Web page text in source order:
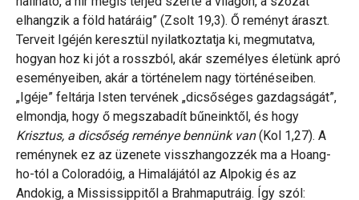
elhangzik a föld határáig” (Zsolt 19,3). Ő reményt áraszt.
Terveit Igéjén keresztül nyilatkoztatja ki, megmutatva,
hogyan hoz ki jót a rosszból, akár személyes életünk apró
eseményeiben, akár a történelem nagy történéseiben.
„Igéje” feltárja Isten tervének „dicsőséges gazdagságát”,
elmondja, hogy ő megszabadít bűneinktől, és hogy
Krisztus, a dicsőség reménye bennünk van(Kol 1,27). A
reménynek ez az üzenete visszhangozzék ma a Hoang-
ho-tól a Coloradóig, a Himalájától az Alpokig és az
Andokig, a Mississippitől a Brahmaputráig. Így szól: